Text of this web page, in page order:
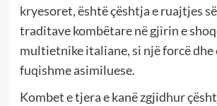
kryesoret, është çështja e ruajtjes
traditave kombëtare në gjirin e
multietnike italiane, si një forcë dhe
fuqishme asimiluese.
Kombet e tjera e kanë zgjidhur